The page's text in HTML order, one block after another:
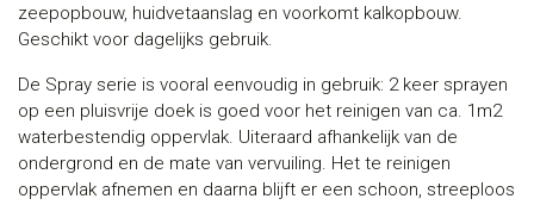
zeepopbouw, huidvetaanslag en voorkomt kalkopbouw.
Geschikt voor dagelijks gebruik.
De Spray serie is vooral eenvoudig in gebruik: 2 keer sprayen
op een pluisvrije doek is goed voor het reinigen van ca. 1m2
waterbestendig oppervlak. Uiteraard afhankelijk van de
ondergrond en de mate van vervuiling. Het te reinigen
oppervlak afnemen en daarna blijft er een schoon, streeploos